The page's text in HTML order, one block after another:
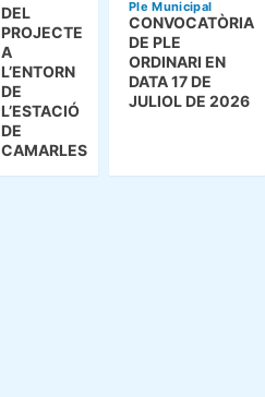
DEL
PROJECTE
A
L’ENTORN
DE
L’ESTACIÓ
DE
CAMARLES
Ple Municipal
CONVOCATÒRIA
DE PLE
ORDINARI EN
DATA 17 DE
JULIOL DE 2026